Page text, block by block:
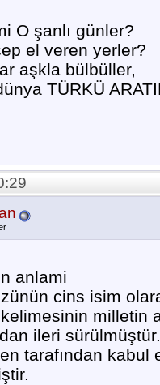
O şanlı günler?
el veren yerler?
aşkla bülbüller,
TÜRKÜ
anlami
cins isim
milletin
ileri
tarafından kabul